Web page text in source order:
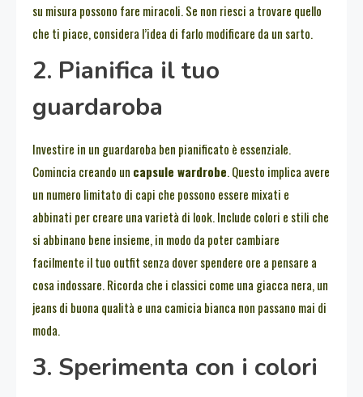
su misura possono fare miracoli. Se non riesci a trovare quello
che ti piace, considera l’idea di farlo modificare da un sarto.
2. Pianifica il tuo
guardaroba
Investire in un guardaroba ben pianificato è essenziale.
Comincia creando un capsule wardrobe. Questo implica avere
un numero limitato di capi che possono essere mixati e
abbinati per creare una varietà di look. Include colori e stili che
si abbinano bene insieme, in modo da poter cambiare
facilmente il tuo outfit senza dover spendere ore a pensare a
cosa indossare. Ricorda che i classici come una giacca nera, un
jeans di buona qualità e una camicia bianca non passano mai di
moda.
3. Sperimenta con i colori